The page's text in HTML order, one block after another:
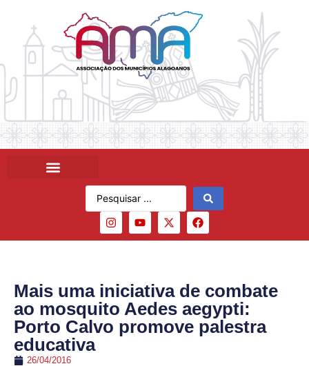
Mais uma iniciativa de combate
ao mosquito Aedes aegypti:
Porto Calvo promove palestra
educativa
26/04/2016